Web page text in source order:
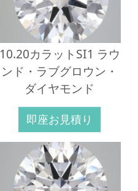
10.20カラットSI1 ラウ
ンド・ラブグロウン・
ダイヤモンド
即座お見積り